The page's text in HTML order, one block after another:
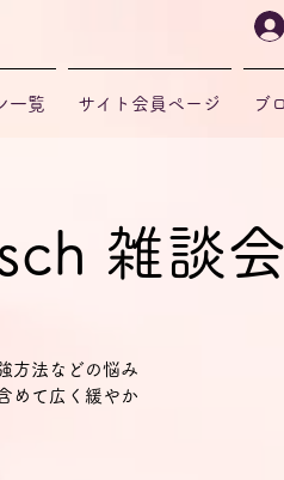
雑談会
方法などの悩み
めて広く緩やか
一覧 サイト会員ページ ブ